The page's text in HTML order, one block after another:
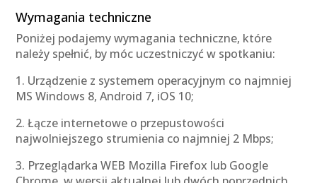
Wymagania techniczne
Poniżej podajemy wymagania techniczne, które
należy spełnić, by móc uczestniczyć w spotkaniu:
1. Urządzenie z systemem operacyjnym co najmniej
MS Windows 8, Android 7, iOS 10;
2. Łącze internetowe o przepustowości
najwolniejszego strumienia co najmniej 2 Mbps;
3. Przeglądarka WEB Mozilla Firefox lub Google